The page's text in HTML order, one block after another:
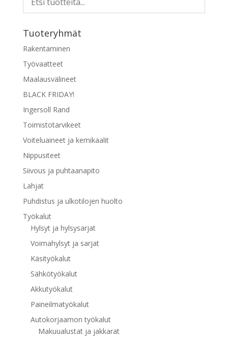
Tuoteryhmät
Rakentaminen
Työvaatteet
Maalausvälineet
BLACK FRIDAY!
Ingersoll Rand
Toimistotarvikeet
Voiteluaineet ja kemikaalit
Nippusiteet
Siivous ja puhtaanapito
Lahjat
Puhdistus ja ulkotilojen huolto
Työkalut
Hylsyt ja hylsysarjat
Voimahylsyt ja sarjat
Käsityökalut
Sähkötyökalut
Akkutyökalut
Paineilmatyökalut
Autokorjaamon työkalut
Makuualustat ja jakkarat